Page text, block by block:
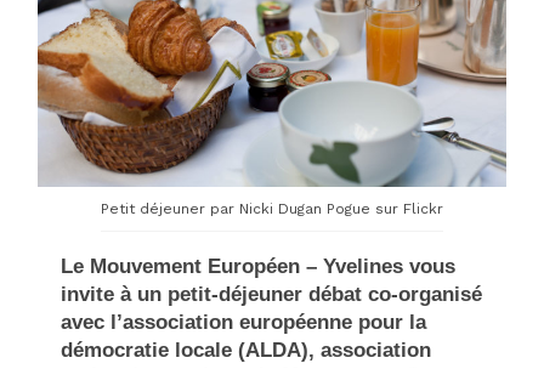
Petit déjeuner par Nicki Dugan Pogue sur Flickr
Le Mouvement Européen – Yvelines vous
invite à un petit-déjeuner débat co-organisé
avec l’association européenne pour la
démocratie locale (ALDA), association